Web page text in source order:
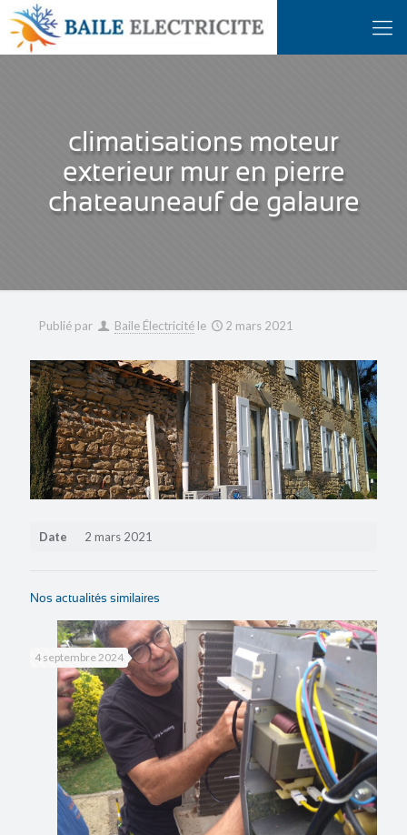
climatisations moteur
exterieur mur en pierre
chateauneauf de galaure
Publié par Baile Électricité le 2 mars 2021
Date 2 mars 2021
Nos actualités similaires
4 septembre 2024